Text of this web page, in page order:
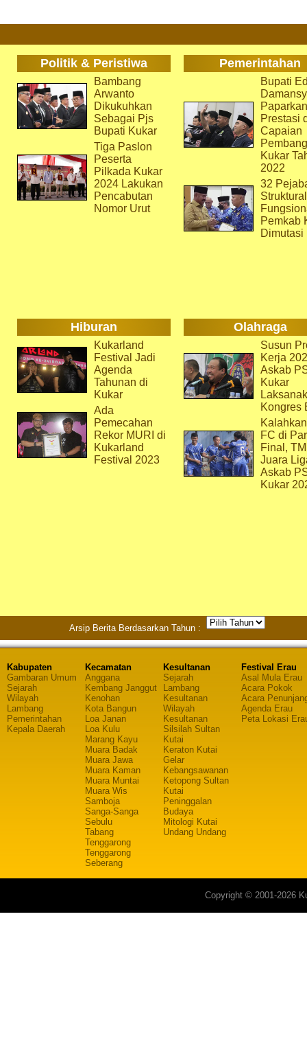
Politik & Peristiwa Pemerintahan
Bambang
Arwanto
Dikukuhkan
Sebagai Pjs
Bupati Kukar
Tiga Paslon
Peserta
Pilkada Kukar
2024 Lakukan
Pencabutan
Nomor Urut
Bupati
Paparkan
Prestasi
Capaian
Kukar
2022
32
Pemkab
Dimutasi
Hiburan Olahraga
Kukarland
Festival Jadi
Agenda
Tahunan di
Kukar
Ada
Pemecahan
Rekor MURI di
Kukarland
Festival 2023
Susun
Kerja
Askab
Kukar
Kongres
FC di
Final,
Juara
Askab
Kukar
Arsip Berita Berdasarkan Tahun :
Kabupaten
Gambaran Umum
Sejarah
Wilayah
Lambang
Pemerintahan
Kepala Daerah
Kecamatan
Anggana
Kembang Janggut
Kenohan
Kota Bangun
Loa Janan
Loa Kulu
Marang Kayu
Muara Badak
Muara Jawa
Muara Kaman
Muara Muntai
Muara Wis
Samboja
Sanga-Sanga
Sebulu
Tabang
Tenggarong
Tenggarong
Seberang
Kesultanan
Sejarah
Lambang
Kesultanan
Wilayah
Kesultanan
Silsilah Sultan
Kutai
Keraton Kutai
Gelar
Kebangsawanan
Ketopong Sultan
Kutai
Peninggalan
Budaya
Mitologi Kutai
Undang Undang
Festival Erau
Asal Mula Erau
Acara Pokok
Acara
Agenda Erau
Peta Lokasi
Copyright © 2001-2026